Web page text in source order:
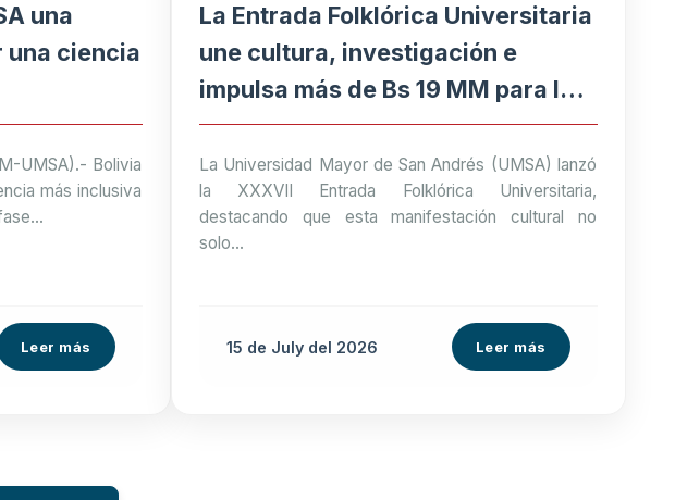
una
una ciencia
UMSA).- Bolivia
más inclusiva
Leer más
La Entrada Folklórica Universitaria
une cultura, investigación e
impulsa más de Bs 19 MM para la
economía paceña
La Universidad Mayor de San Andrés (UMSA) lanzó
la XXXVII Entrada Folklórica Universitaria,
destacando que esta manifestación cultural no
solo...
15 de Julydel 2026 Leer más